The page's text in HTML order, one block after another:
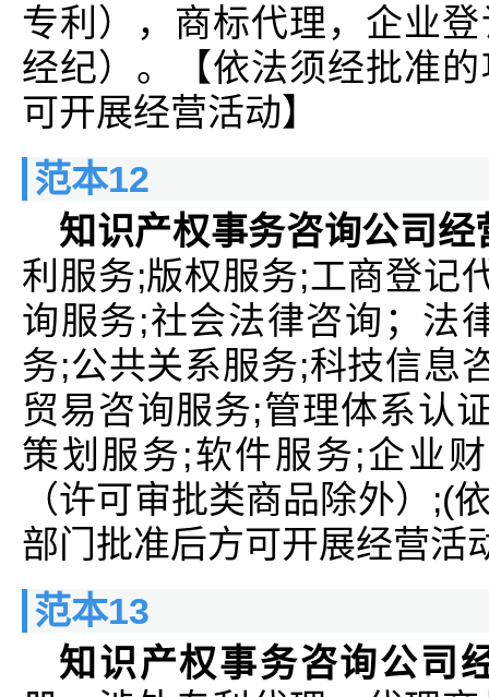
专利），商标代理，企业
经纪）。【依法须经批准
可开展经营活动】
范本12
知识产权事务咨询公司经
利服务;版权服务;工商登记
询服务;社会法律咨询；法
务;公共关系服务;科技信息
贸易咨询服务;管理体系认
策划服务;软件服务;企业
（许可审批类商品除外）;(
部门批准后方可开展经营活
范本13
知识产权事务咨询公司